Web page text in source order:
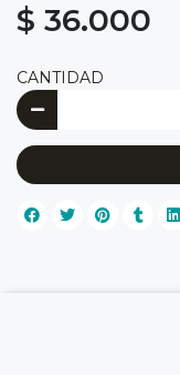
$ 36.000
CANTIDAD